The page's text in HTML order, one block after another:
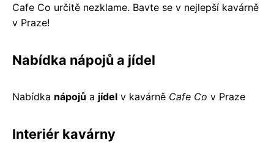
Cafe Co určitě nezklame. Bavte se v nejlepší kavárně
v Praze!
Nabídka nápojů a jídel
Nabídka nápojů a jídel v kavárně Cafe Co v Praze
Interiér kavárny